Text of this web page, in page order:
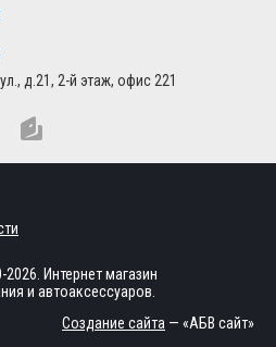
д.21, 2-й этаж, офис 221
Интернет магазин
и автоаксессуаров.
Создание сайта — «АБВ сайт»